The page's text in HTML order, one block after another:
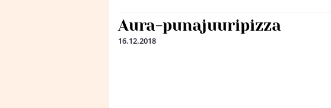
Aura-punajuuripizza
16.12.2018